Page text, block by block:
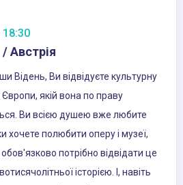
18:30
/ Австрія
Відень, Ви відвідуєте культурну
якій вона по праву
Ви всією душею вже любите
хочете полюбити оперу і музеї,
потрібно відвідати це
історією. І, навіть